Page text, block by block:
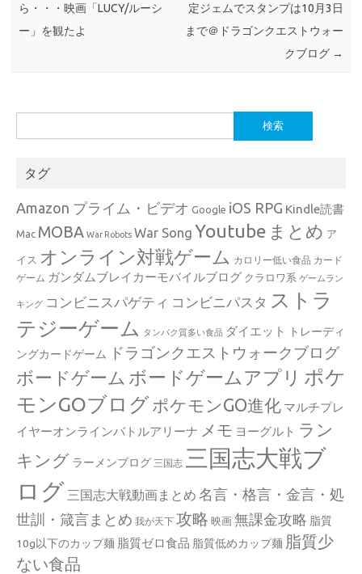
ら・・・映画「LUCY/ルーシ
ー」を観たよ
定ジェムでスタンプは10月3日
まで＠ドラゴンクエストウォー
クブログ →
索:
タグ
Amazon プライム・ビデオ Google iOS RPG Kindle読書
Mac MOBA War Robots War Song Youtube まとめ ア
イス オンライン対戦ゲーム カロリー低い食品 カード
ゲーム ガンダムブレイカーモバイルブログ クラロワ系 ゲームラン
キング コンビニスパゲティ コンビニパスタ ストラ
テジーゲーム
タンパク質多い食品 ダイエット
トレーディ
ングカードゲーム
ドラゴンクエストウォークブログ
ボードゲーム ボードゲームアプリ ポケ
モンGOブログポケモンGO進化 マルチプレ
イヤーオンラインバトルアリーナ メモ ヨーグルト ラン
キング ラーメンブログ 三国志 三国志大戦ブ
ログ 三国志大戦動画まとめ 名言・格言・金言・処
世訓・箴言まとめ 我が天下 攻略 映画 無課金攻略 脂質
10g以下のカップ麺 脂質ゼロ食品 脂質低めカップ麺 脂質少
ない食品